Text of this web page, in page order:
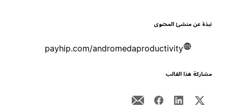
عن منشئ المحتوى
payhip.com/andromedaproductivity
هذا القالب